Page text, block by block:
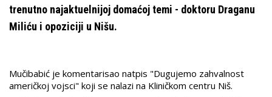
trenutno najaktuelnijoj domaćoj temi - doktoru Draganu
Miliću i opoziciji u Nišu.
Mučibabić je komentarisao natpis "Dugujemo zahvalnost
američkoj vojsci" koji se nalazi na Kliničkom centru Niš.